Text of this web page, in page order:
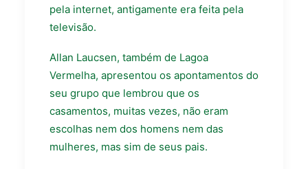
pela internet, antigamente era feita pela
televisão.
Allan Laucsen, também de Lagoa
Vermelha, apresentou os apontamentos do
seu grupo que lembrou que os
casamentos, muitas vezes, não eram
escolhas nem dos homens nem das
mulheres, mas sim de seus pais.